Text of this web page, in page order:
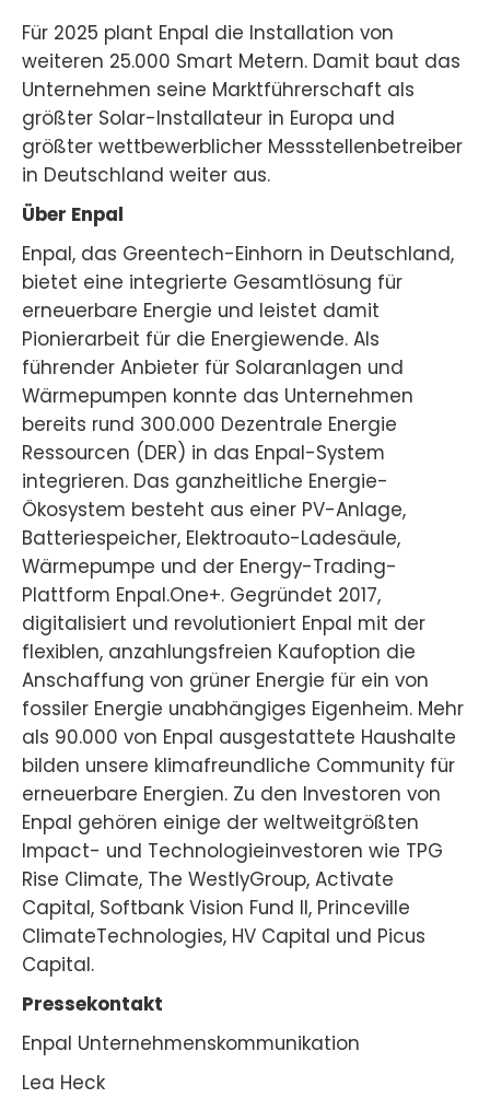
Für 2025 plant Enpal die Installation von
weiteren 25.000 Smart Metern. Damit baut das
Unternehmen seine Marktführerschaft als
größter Solar-Installateur in Europa und
größter wettbewerblicher Messstellenbetreiber
in Deutschland weiter aus.
Über Enpal
Enpal, das Greentech-Einhorn in Deutschland,
bietet eine integrierte Gesamtlösung für
erneuerbare Energie und leistet damit
Pionierarbeit für die Energiewende. Als
führender Anbieter für Solaranlagen und
Wärmepumpen konnte das Unternehmen
bereits rund 300.000 Dezentrale Energie
Ressourcen (DER) in das Enpal-System
integrieren. Das ganzheitliche Energie-
Ökosystem besteht aus einer PV-Anlage,
Batteriespeicher, Elektroauto-Ladesäule,
Wärmepumpe und der Energy-Trading-
Plattform Enpal.One+. Gegründet 2017,
digitalisiert und revolutioniert Enpal mit der
flexiblen, anzahlungsfreien Kaufoption die
Anschaffung von grüner Energie für ein von
fossiler Energie unabhängiges Eigenheim. Mehr
als 90.000 von Enpal ausgestattete Haushalte
bilden unsere klimafreundliche Community für
erneuerbare Energien. Zu den Investoren von
Enpal gehören einige der weltweitgrößten
Impact- und Technologieinvestoren wie TPG
Rise Climate, The WestlyGroup, Activate
Capital, Softbank Vision Fund II, Princeville
ClimateTechnologies, HV Capital und Picus
Capital.
Pressekontakt
Enpal Unternehmenskommunikation
Lea Heck